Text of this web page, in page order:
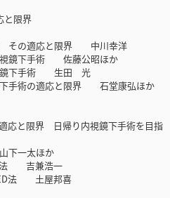
と限界
その適応と限界 中川幸洋
視鏡下手術 佐藤公昭ほか
鏡下手術 生田 光
下手術の適応と限界 石堂康弘ほか
応と限界 日帰り内視鏡下手術を目指
下一太ほか
法 吉兼浩一
法 土屋邦喜